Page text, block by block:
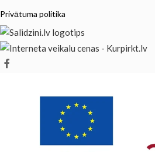
Privātuma politika